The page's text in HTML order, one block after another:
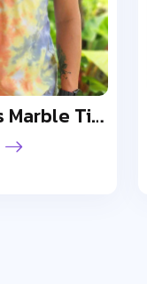
Unkonscious Marble Tie-Dye Unisex Shirt